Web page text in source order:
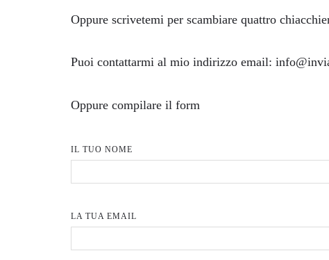
Oppure scrivetemi per scambiare quattro
Puoi contattarmi al mio indirizzo email:
Oppure compilare il form
IL TUO NOME
LA TUA EMAIL